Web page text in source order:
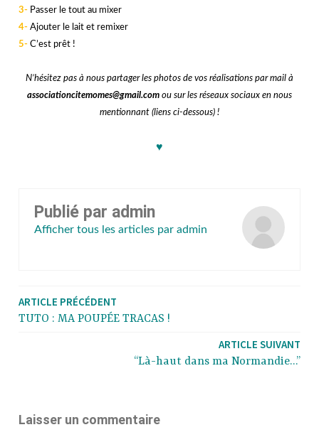
3- Passer le tout au mixer
4- Ajouter le lait et remixer
5- C’est prêt !
N’hésitez pas à nous partager les photos de vos réalisations par mail à
associationcitemomes@gmail.com ou sur les réseaux sociaux en nous
mentionnant (liens ci-dessous) !
♥
Publié par admin
Afficher tous les articles par admin
ARTICLE PRÉCÉDENT
TUTO : MA POUPÉE TRACAS !
ARTICLE SUIVANT
“Là-haut dans ma Normandie…”
Laisser un commentaire